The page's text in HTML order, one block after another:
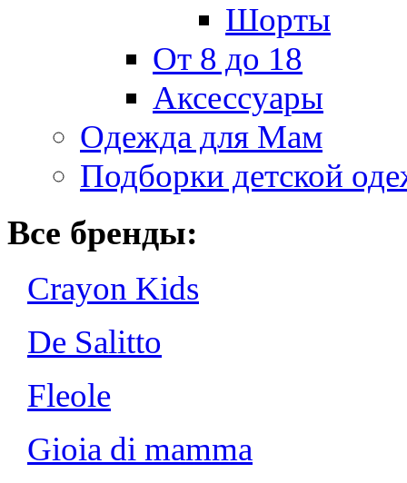
Шорты
От 8 до 18
Аксессуары
Одежда для Мам
Подборки детской
Все бренды:
Crayon Kids
De Salitto
Fleole
Gioia di mamma